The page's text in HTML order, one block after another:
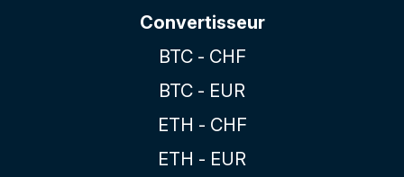
Convertisseur
BTC - CHF
BTC - EUR
ETH - CHF
ETH - EUR